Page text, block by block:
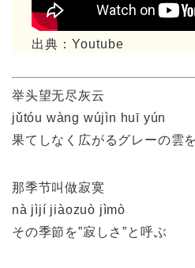
出典：Youtube
举头望无尽灰云
jǔtóu wàng wújìn huī yún
果てしなく広がるグレーの雲
那季节叫做寂寞
nà jìjí jiàozuò jìmò
その季節を”寂しさ”と呼ぶ